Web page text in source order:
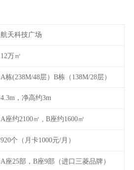
航天科技广场
12万㎡
A栋(238M/48层）B栋（138M/28层）
4.3m，净高约3m
A座约2100㎡ , B座约1600㎡
920个（月卡1000元/月）
A座25部，B座9部（进口三菱品牌）